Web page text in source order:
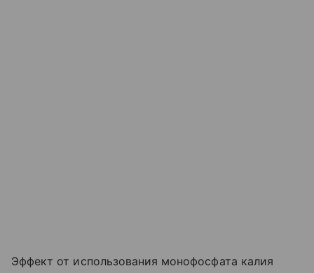
Эффект от использования монофосфата калия